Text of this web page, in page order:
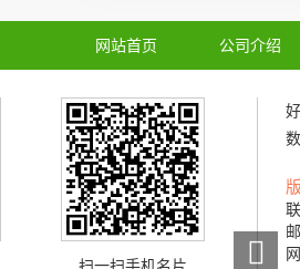
网站首页 公司介绍
扫一扫手机名片